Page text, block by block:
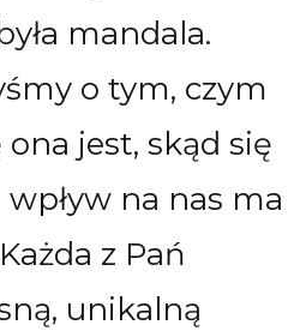
mandala.
o tym, czym
jest, skąd się
na nas ma
z Pań
unikalną